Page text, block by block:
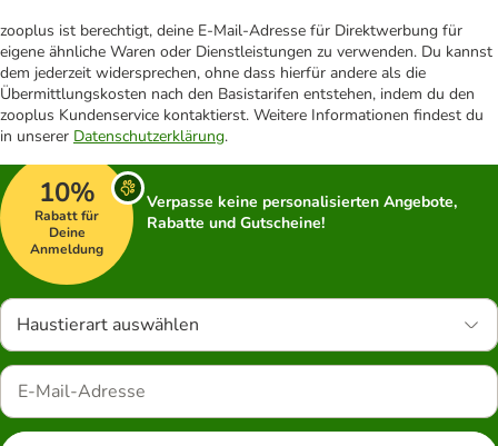
zooplus ist berechtigt, deine E-Mail-Adresse für Direktwerbung für
eigene ähnliche Waren oder Dienstleistungen zu verwenden. Du kannst
dem jederzeit widersprechen, ohne dass hierfür andere als die
Übermittlungskosten nach den Basistarifen entstehen, indem du den
zooplus Kundenservice kontaktierst. Weitere Informationen findest du
in unserer Datenschutzerklärung.
10%
Rabatt für
Deine
Anmeldung
Verpasse keine personalisierten Angebote,
Rabatte und Gutscheine!
Haustierart auswählen